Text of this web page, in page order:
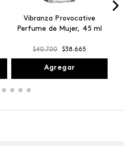
Vibranza Provocative
Perfume de Mujer, 45 ml
$40.700 $38.665
Agregar